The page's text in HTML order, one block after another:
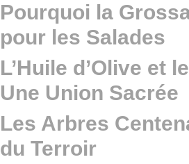
Pourquoi la
pour les Salades
L’Huile d’Olive et
Une Union Sacrée
Les Arbres
du Terroir